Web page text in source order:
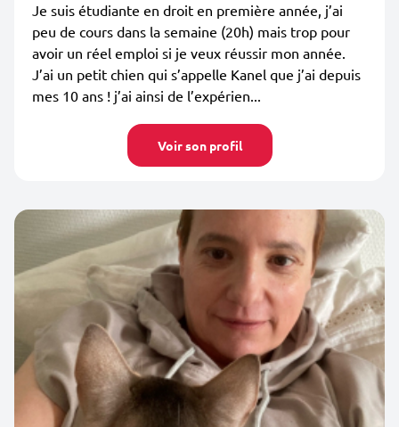
Je suis étudiante en droit en première année, j’ai
peu de cours dans la semaine (20h) mais trop pour
avoir un réel emploi si je veux réussir mon année.
J’ai un petit chien qui s’appelle Kanel que j’ai depuis
mes 10 ans ! j’ai ainsi de l’expérien...
Voir son profil